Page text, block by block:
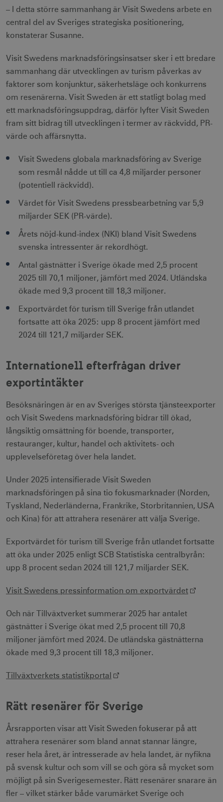
– I detta större sammanhang är Visit Swedens arbete en
central del av Sveriges strategiska positionering,
konstaterar Susanne.
Visit Swedens marknadsföringsinsatser sker i ett bredare
sammanhang där utvecklingen av turism påverkas av
faktorer som konjunktur, säkerhetsläge och konkurrens
om resenärerna. Visit Sweden är ett statligt bolag med
ett marknadsföringsuppdrag, därför lyfter Visit Sweden
fram sitt bidrag till utvecklingen i termer av räckvidd, PR-
värde och affärsnytta.
Visit Swedens globala marknadsföring av Sverige
som resmål nådde ut till ca 4,8 miljarder personer
(potentiell räckvidd).
Värdet för Visit Swedens pressbearbetning var 5,9
miljarder SEK (PR-värde).
Årets nöjd-kund-index (NKI) bland Visit Swedens
svenska intressenter är rekordhögt.
Antal gästnätter i Sverige ökade med 2,5 procent
2025 till 70,1 miljoner, jämfört med 2024. Utländska
ökade med 9,3 procent till 18,3 miljoner.
Exportvärdet för turism till Sverige från utlandet
fortsatte att öka 2025: upp 8 procent jämfört med
2024 till 121,7 miljarder SEK.
Internationell efterfrågan driver
exportintäkter
Besöksnäringen är en av Sveriges största tjänsteexporter
och Visit Swedens marknadsföring bidrar till ökad,
långsiktig omsättning för boende, transporter,
restauranger, kultur, handel och aktivitets- och
upplevelseföretag över hela landet.
Under 2025 intensifierade Visit Sweden
marknadsföringen på sina tio fokusmarknader (Norden,
Tyskland, Nederländerna, Frankrike, Storbritannien, USA
och Kina) för att attrahera resenärer att välja Sverige.
Exportvärdet för turism till Sverige från utlandet fortsatte
att öka under 2025 enligt SCB Statistiska centralbyrån:
upp 8 procent sedan 2024 till 121,7 miljarder SEK.
Visit Swedens pressinformation om exportvärdet
Och när Tillväxtverket summerar 2025 har antalet
gästnätter i Sverige ökat med 2,5 procent till 70,8
miljoner jämfört med 2024. De utländska gästnätterna
ökade med 9,3 procent till 18,3 miljoner.
Tillväxtverkets statistikportal
Rätt resenärer för Sverige
Årsrapporten visar att Visit Sweden fokuserar på att
attrahera resenärer som bland annat stannar längre,
reser hela året, är intresserade av hela landet, är nyfikna
på svensk kultur och som vill se och göra så mycket som
möjligt på sin Sverigesemester. Rätt resenärer snarare än
fler – vilket stärker både varumärket Sverige och